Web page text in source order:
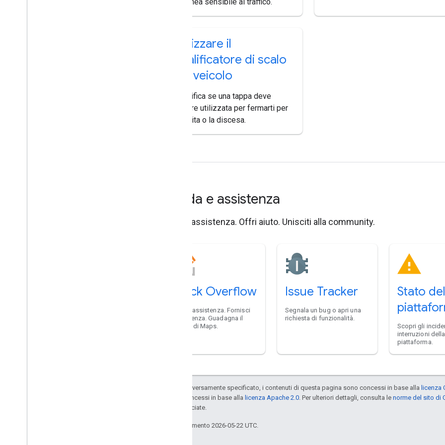
Utilizzare il
qualificatore di scalo
del veicolo
Specifica se una tappa deve
essere utilizzata per fermarti per
la salita o la discesa.
Guida e assistenza
Ricevi assistenza. Offri aiuto. Unisciti alla community.
Stack Overflow
Ricevi assistenza. Fornisci
assistenza. Guadagna il
karma di Maps.
Issue Tracker
Segnala un bug o apri una
richiesta di funzionalità.
Stato
Scopri gli
interruzioni della
piattaforma.
Salvo quando diversamente specificato, i contenuti di questa pagina sono concessi in base alla licenza
codice sono concessi in base alla licenza Apache 2.0. Per ulteriori dettagli, consulta le norme del sito di
delle sue consociate.
Ultimo aggiornamento 2026-05-22 UTC.